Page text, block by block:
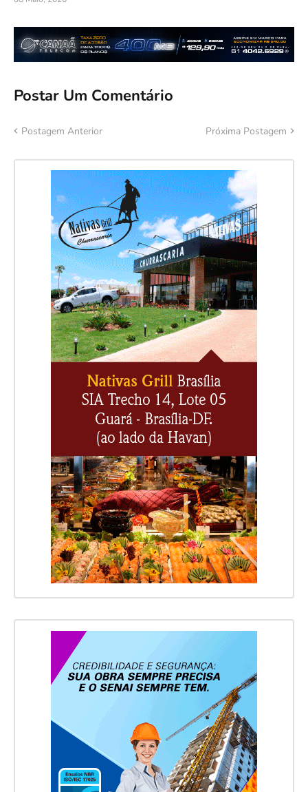
Postar Um Comentário
Postagem Anterior Próxima Postagem